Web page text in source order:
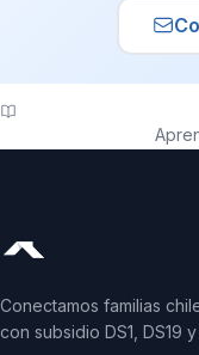
Conectamos familias
con subsidio DS1, DS19